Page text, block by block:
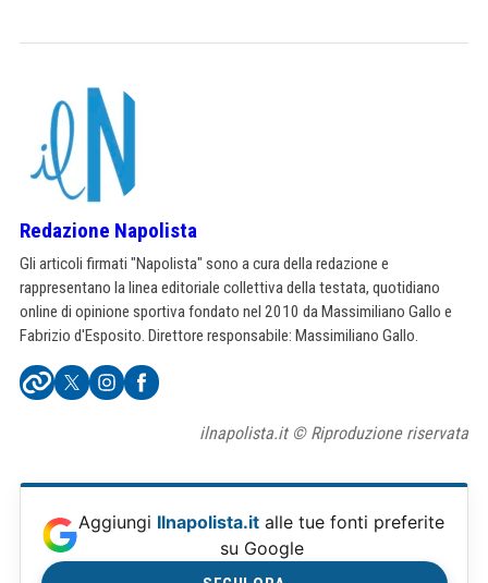
Redazione Napolista
Gli articoli firmati "Napolista" sono a cura della redazione e
rappresentano la linea editoriale collettiva della testata, quotidiano
online di opinione sportiva fondato nel 2010 da Massimiliano Gallo e
Fabrizio d'Esposito. Direttore responsabile: Massimiliano Gallo.
ilnapolista.it © Riproduzione riservata
Aggiungi Ilnapolista.it alle tue fonti preferite
su Google